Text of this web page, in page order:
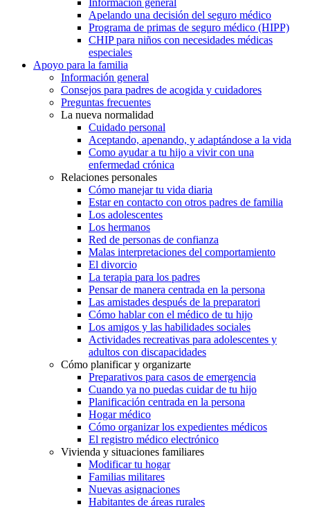
Apelando una decisión del seguro médico
Programa de primas de seguro médico (HIPP)
CHIP para niños con necesidades médicas
especiales
Apoyo para la familia
Información general
Consejos para padres de acogida y cuidadores
Preguntas frecuentes
La nueva normalidad
Cuidado personal
Aceptando, apenando, y adaptándose a la vida
Como ayudar a tu hijo a vivir con una
enfermedad crónica
Relaciones personales
Cómo manejar tu vida diaria
Estar en contacto con otros padres de familia
Los adolescentes
Los hermanos
Red de personas de confianza
Malas interpretaciones del comportamiento
El divorcio
La terapia para los padres
Pensar de manera centrada en la persona
Las amistades después de la preparatori
Cómo hablar con el médico de tu hijo
Los amigos y las habilidades sociales
Actividades recreativas para adolescentes y
adultos con discapacidades
Cómo planificar y organizarte
Preparativos para casos de emergencia
Cuando ya no puedas cuidar de tu hijo
Planificación centrada en la persona
Hogar médico
Cómo organizar los expedientes médicos
El registro médico electrónico
Vivienda y situaciones familiares
Modificar tu hogar
Familias militares
Nuevas asignaciones
Habitantes de áreas rurales